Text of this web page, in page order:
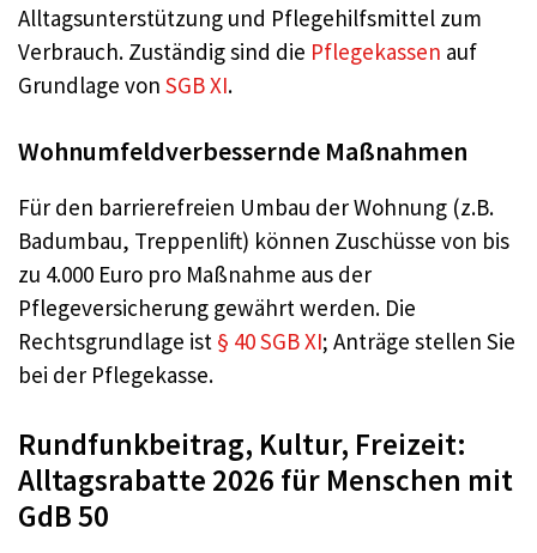
Alltagsunterstützung und Pflegehilfsmittel zum
Verbrauch. Zuständig sind die Pflegekassen auf
Grundlage von SGB XI.
Wohnumfeldverbessernde Maßnahmen
Für den barrierefreien Umbau der Wohnung (z.B.
Badumbau, Treppenlift) können Zuschüsse von bis
zu 4.000 Euro pro Maßnahme aus der
Pflegeversicherung gewährt werden. Die
Rechtsgrundlage ist § 40 SGB XI; Anträge stellen Sie
bei der Pflegekasse.
Rundfunkbeitrag, Kultur, Freizeit:
Alltagsrabatte 2026 für Menschen mit
GdB 50